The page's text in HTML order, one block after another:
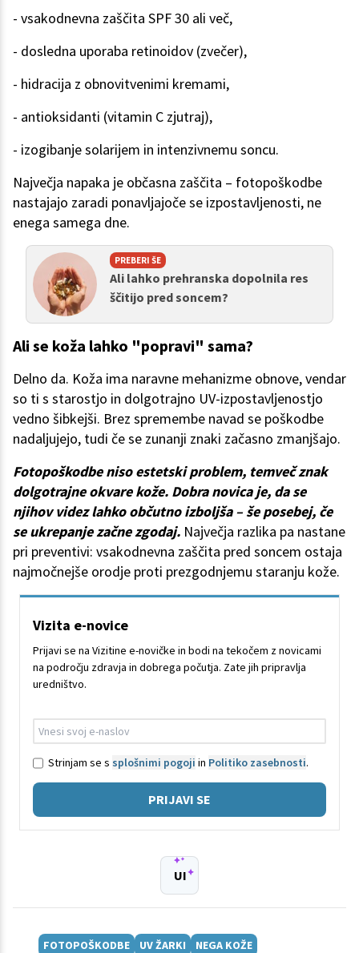
- vsakodnevna zaščita SPF 30 ali več,
- dosledna uporaba retinoidov (zvečer),
- hidracija z obnovitvenimi kremami,
- antioksidanti (vitamin C zjutraj),
- izogibanje solarijem in intenzivnemu soncu.
Največja napaka je občasna zaščita – fotopoškodbe
nastajajo zaradi ponavljajoče se izpostavljenosti, ne
enega samega dne.
PREBERI ŠE
Ali lahko prehranska dopolnila res
ščitijo pred soncem?
Ali se koža lahko "popravi" sama?
Delno da. Koža ima naravne mehanizme obnove, vendar
so ti s starostjo in dolgotrajno UV-izpostavljenostjo
vedno šibkejši. Brez spremembe navad se poškodbe
nadaljujejo, tudi če se zunanji znaki začasno zmanjšajo.
Fotopoškodbe niso estetski problem, temveč znak
dolgotrajne okvare kože. Dobra novica je, da se
njihov videz lahko občutno izboljša – še posebej, če
se ukrepanje začne zgodaj. Največja razlika pa nastane
pri preventivi: vsakodnevna zaščita pred soncem ostaja
najmočnejše orodje proti prezgodnjemu staranju kože.
Vizita e-novice
Prijavi se na Vizitine e-novičke in bodi na tekočem z novicami
na področju zdravja in dobrega počutja. Zate jih pripravlja
uredništvo.
Strinjam se s splošnimi pogoji in Politiko zasebnosti.
PRIJAVI SE
UI
FOTOPOŠKODBE UV ŽARKI
NEGA KOŽE